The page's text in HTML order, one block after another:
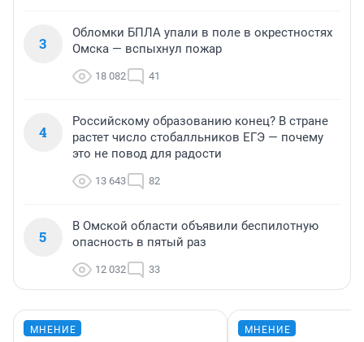
3
Обломки БПЛА упали в поле в окрестностях
Омска — вспыхнул пожар
18 082 41
4
Российскому образованию конец? В стране
растет число стобалльников ЕГЭ — почему
это не повод для радости
13 643 82
5
В Омской области объявили беспилотную
опасность в пятый раз
12 032 33
МНЕНИЕ МНЕНИЕ